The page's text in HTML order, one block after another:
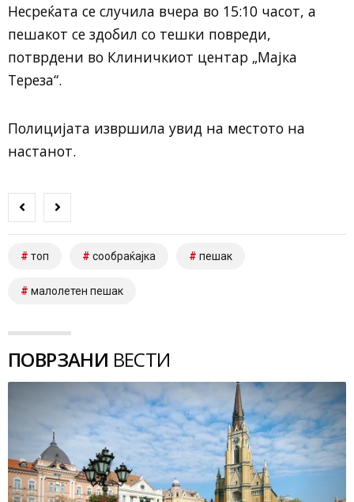
Несреќата се случила вчера во 15:10 часот, а
пешакот се здобил со тешки повреди,
потврдени во Клиничкиот центар „Мајка
Тереза“.
Полицијата извршила увид на местото на
настанот.
топ сообраќајка пешак
малолетен пешак
ПОВРЗАНИ ВЕСТИ